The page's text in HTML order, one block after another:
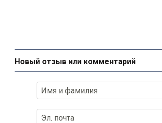
Новый отзыв или комментарий